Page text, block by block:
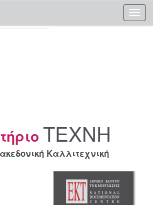
ΤΕΧΝΗ
Καλλιτεχνική